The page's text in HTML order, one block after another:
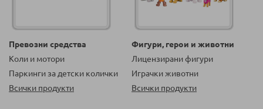
Превозни средства
Коли и мотори
Паркинги за детски колички
Всички продукти
Фигури, герои и животни
Лицензирани фигури
Играчки животни
Всички продукти